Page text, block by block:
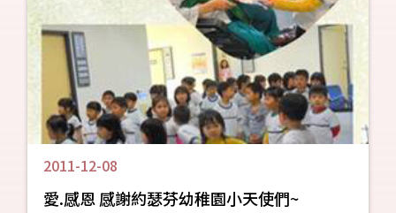
2011-12-08
愛.感恩 感謝約瑟芬幼稚園小天使們~